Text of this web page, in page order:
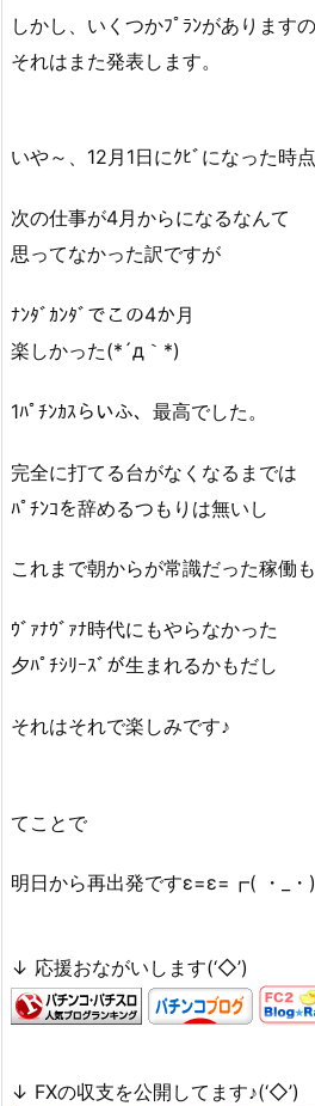
しかし、いくつかﾌﾟﾗﾝがあります
それはまた発表します。
いや～、12月1日にｸﾋﾞになった時
次の仕事が4月からになるなんて
思ってなかった訳ですが
ﾅﾝﾀﾞｶﾝﾀﾞでこの4か月
楽しかった(*´д｀*)
1ﾊﾟﾁﾝｶｽらいふ、最高でした。
完全に打てる台がなくなるまでは
ﾊﾟﾁﾝｺを辞めるつもりは無いし
これまで朝からが常識だった稼働も
ｳﾞｧﾅｳﾞｧﾅ時代にもやらなかった
夕ﾊﾟﾁｼﾘｰｽﾞが生まれるかもだし
それはそれで楽しみです♪
てことで
明日から再出発ですε=ε=┏( ・_・
↓ 応援おながいします(‘◇’)ゞ
↓ FXの収支を公開してます♪(‘◇’)ゞ